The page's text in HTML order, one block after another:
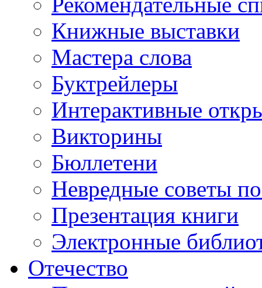
Книжные выставки
Мастера слова
Буктрейлеры
Интерактивные
Викторины
Бюллетени
Невредные советы
Презентация книги
Электронные
Отечество